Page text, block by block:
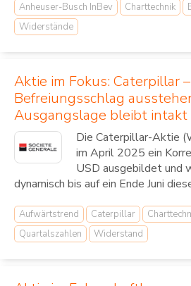
Anheuser-Busch InBev Charttechnik
Widerstände
Aktie im Fokus: Caterpillar –
Befreiungsschlag
Ausgangslage bleibt
Die Caterpillar-Aktie
im April 2025 ein
USD ausgebildet und
dynamisch bis auf ein Ende Juni
Aufwärtstrend Caterpillar
Quartalszahlen
Widerstand